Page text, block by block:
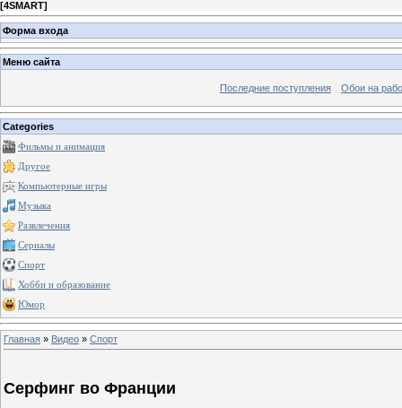
[4SMART]
Форма входа
Меню сайта
Последние поступления Обои на
Categories
Фильмы и анимация
Другое
Компьютерные игры
Музыка
Развлечения
Сериалы
Спорт
Хобби и образование
Юмор
Главная » Видео » Спорт
Серфинг во Франции